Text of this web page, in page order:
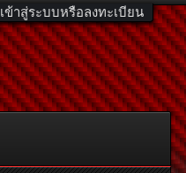
เข้าสู่ระบบหรือลงทะเบียน